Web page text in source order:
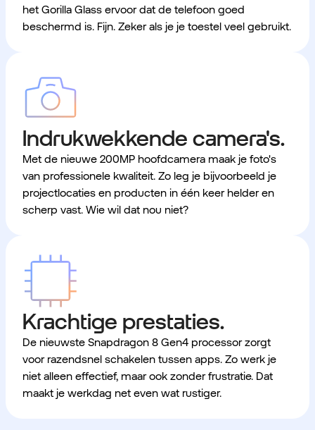
het Gorilla Glass ervoor dat de telefoon goed
beschermd is. Fijn. Zeker als je je toestel veel gebruikt.
Indrukwekkende camera's.
Met de nieuwe 200MP hoofdcamera maak je foto's
van professionele kwaliteit. Zo leg je bijvoorbeeld je
projectlocaties en producten in één keer helder en
scherp vast. Wie wil dat nou niet?
Krachtige prestaties.
De nieuwste Snapdragon 8 Gen4 processor zorgt
voor razendsnel schakelen tussen apps. Zo werk je
niet alleen effectief, maar ook zonder frustratie. Dat
maakt je werkdag net even wat rustiger.